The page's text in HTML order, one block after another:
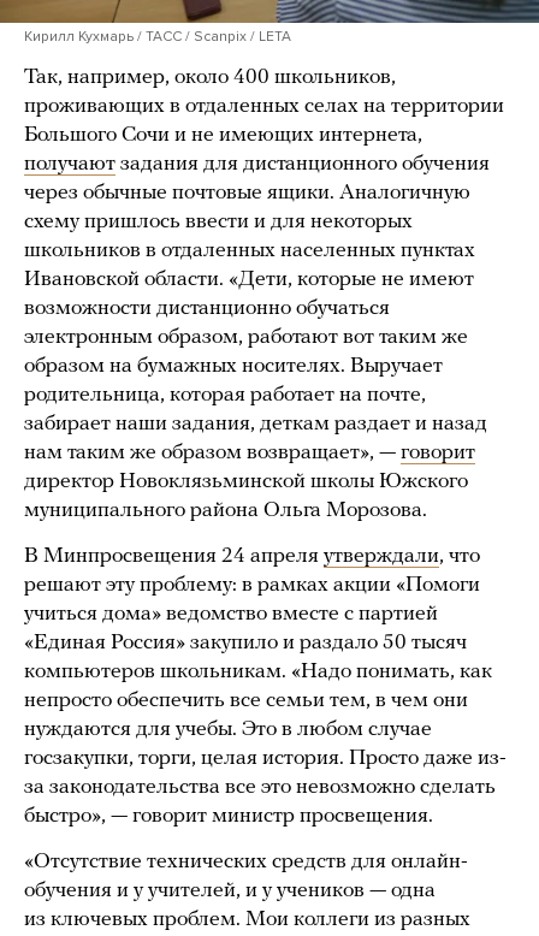
Кирилл Кухмарь / ТАСС / Scanpix / LETA
Так, например, около 400 школьников,
проживающих в отдаленных селах на территории
Большого Сочи и не имеющих интернета,
получают задания для дистанционного обучения
через обычные почтовые ящики. Аналогичную
схему пришлось ввести и для некоторых
школьников в отдаленных населенных пунктах
Ивановской области. «Дети, которые не имеют
возможности дистанционно обучаться
электронным образом, работают вот таким же
образом на бумажных носителях. Выручает
родительница, которая работает на почте,
забирает наши задания, деткам раздает и назад
нам таким же образом возвращает», — говорит
директор Новоклязьминской школы Южского
муниципального района Ольга Морозова.
В Минпросвещения 24 апреля утверждали, что
решают эту проблему: в рамках акции «Помоги
учиться дома» ведомство вместе с партией
«Единая Россия» закупило и раздало 50 тысяч
компьютеров школьникам. «Надо понимать, как
непросто обеспечить все семьи тем, в чем они
нуждаются для учебы. Это в любом случае
госзакупки, торги, целая история. Просто даже из-
за законодательства все это невозможно сделать
быстро», — говорит министр просвещения.
«Отсутствие технических средств для онлайн-
обучения и у учителей, и у учеников — одна
из ключевых проблем. Мои коллеги из разных